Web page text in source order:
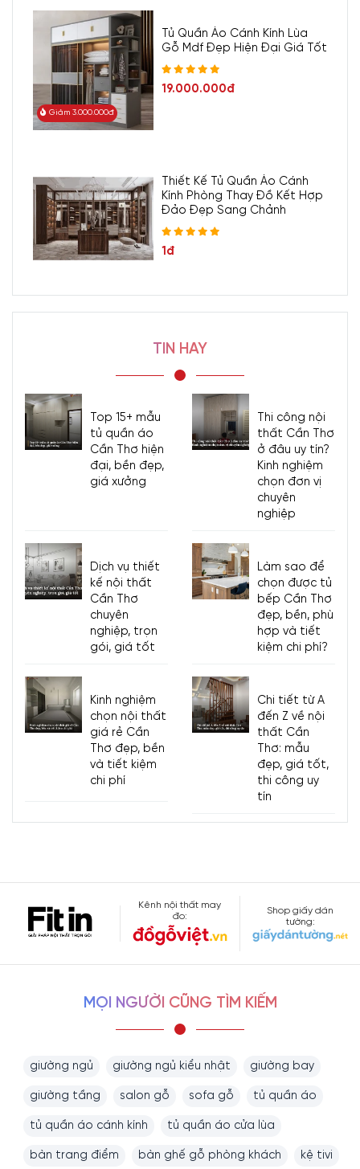
Giảm 3.000.000đ
Tủ Quần Áo Cánh Kính Lùa
Gỗ Mdf Đẹp Hiện Đại Giá Tốt
19.000.000đ
Thiết Kế Tủ Quần Áo Cánh
Kính Phòng Thay Đồ Kết Hợp
Đảo Đẹp Sang Chảnh
1đ
TIN HAY
Top 15+ mẫu
tủ quần áo
Cần Thơ hiện
đại, bền đẹp,
giá xưởng
Thi công nội
thất Cần Thơ
ở đâu uy tín?
Kinh nghiệm
chọn đơn vị
chuyên
nghiệp
Dịch vụ thiết
kế nội thất
Cần Thơ
chuyên
nghiệp, trọn
gói, giá tốt
Làm sao để
chọn được tủ
bếp Cần Thơ
đẹp, bền, phù
hợp và tiết
kiệm chi phí?
Kinh nghiệm
chọn nội thất
giá rẻ Cần
Thơ đẹp, bền
và tiết kiệm
chi phí
Chi tiết từ A
đến Z về nội
thất Cần
Thơ: mẫu
đẹp, giá tốt,
thi công uy
tín
Kênh nội thất may
đo:
Shop giấy dán
tường:
MỌI NGƯỜI CŨNG TÌM KIẾM
giường ngủ giường ngủ kiểu nhật giường bay
giường tầng salon gỗ sofa gỗ tủ quần áo
tủ quần áo cánh kính tủ quần áo cửa lùa
bàn trang điểm bàn ghế gỗ phòng khách kệ tivi